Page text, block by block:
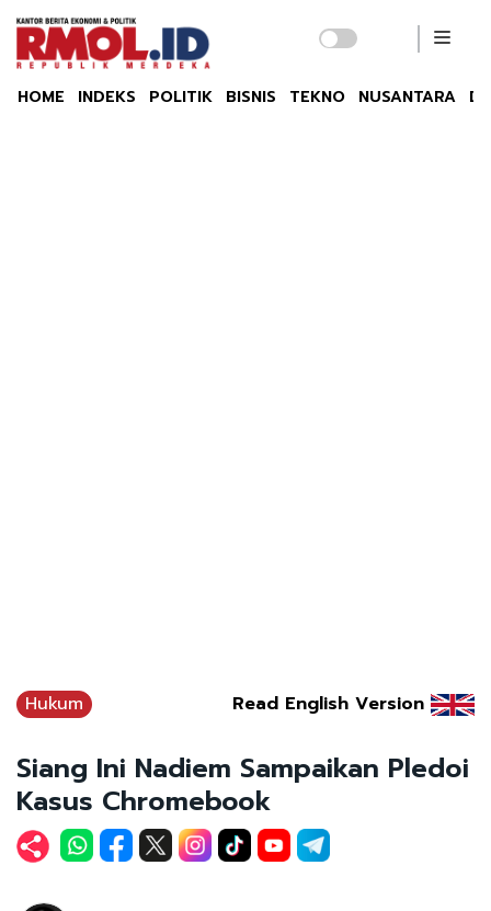
HOME INDEKS POLITIK BISNIS TEKNO NUSANTARA
Hukum Read English Version
Siang Ini Nadiem Sampaikan Pledoi
Kasus Chromebook